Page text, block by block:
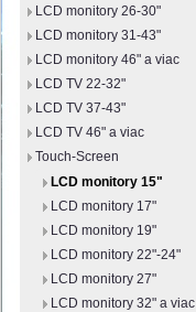
LCD monitory 26-30"
LCD monitory 31-43"
LCD monitory 46" a viac
LCD TV 22-32"
LCD TV 37-43"
LCD TV 46" a viac
Touch-Screen
LCD monitory 15"
LCD monitory 17"
LCD monitory 19"
LCD monitory 22"-24"
LCD monitory 27"
LCD monitory 32" a viac